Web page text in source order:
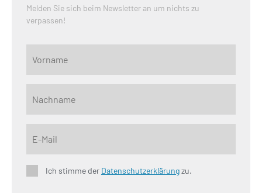
Melden Sie sich beim Newsletter an um nichts zu
verpassen!
Ich stimme der Datenschutzerklärungzu.